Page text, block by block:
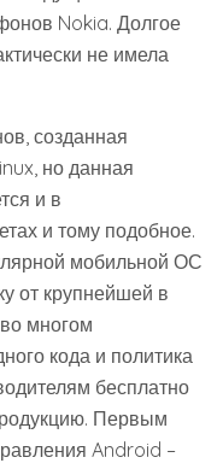
Nokia. Долгое
не имела
созданная
но данная
и в
и ​​тому подобное.
мобильной ОС
от крупнейшей в
многом
кода и политика
бесплатно
Первым
Android –